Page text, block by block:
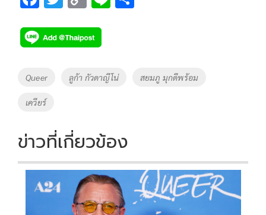
e
b
o
o
k
tt
er
p
y
Li
Tags
Queer ลูก้า กัวดาญีโน่ สยมภู มุกดีพร้อม
เควียร์
ข่าวที่เกี่ยวข้อง